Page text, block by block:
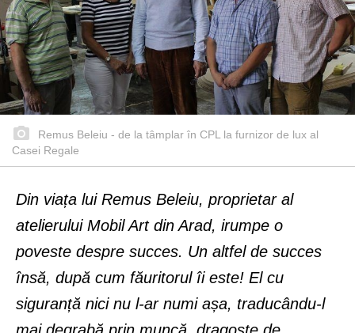
Remus Beleiu - de la tâmplar în CPL la furnizor de lux al
Casei Regale
Din viața lui Remus Beleiu, proprietar al
atelierului Mobil Art din Arad, irumpe o
poveste despre succes. Un altfel de succes
însă, după cum făuritorul îi este! El cu
siguranță nici nu l-ar numi așa, traducându-l